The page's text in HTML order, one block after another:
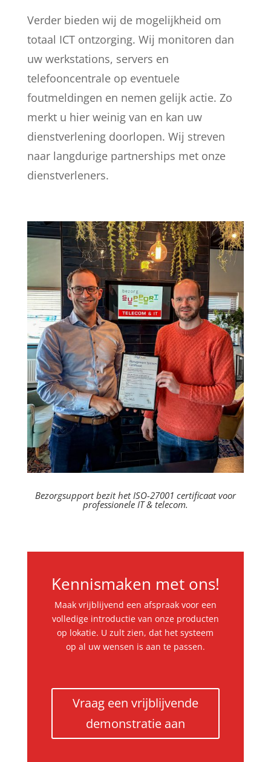
Verder bieden wij de mogelijkheid om
totaal ICT ontzorging. Wij monitoren dan
uw werkstations, servers en
telefooncentrale op eventuele
foutmeldingen en nemen gelijk actie. Zo
merkt u hier weinig van en kan uw
dienstverlening doorlopen. Wij streven
naar langdurige partnerships met onze
dienstverleners.
Bezorgsupport bezit het ISO-27001 certificaat voor
professionele IT & telecom.
Kennismaken met ons!
Maak vrijblijvend een afspraak voor een
volledige introductie van onze producten
op lokatie. U zult zien, dat het systeem
op al uw wensen is aan te passen.
Vraag een vrijblijvende
demonstratie aan